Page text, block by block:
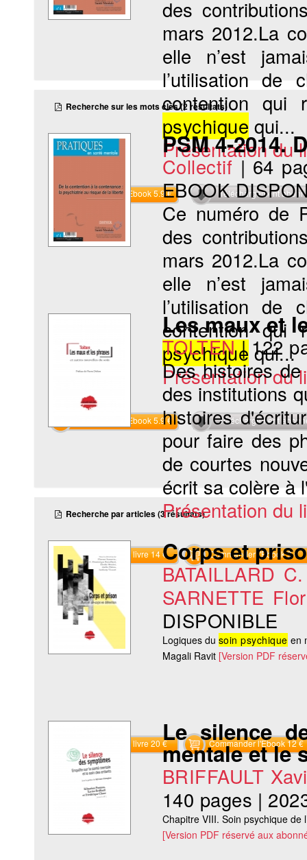
des
mars 2012.La
elle n’est
l’utilisation de
contention qui
psychique qui...
Présentation du
Commander l'Ebook 5.9 € Téléchargement
Recherche sur les mots clés (2 résultats)
PSM 4-2014.
Collectif |64
EBOOK
Ce numéro de
des
mars 2012.La
elle n’est
l’utilisation de
contention
psychiquequi...
Présentation du
Commander l'Ebook 5.9 € Téléchargement
Les maux et
TOLTEN |122
Des histoires
des institutions
histoires
pour faire des
de courtes
écrit sa colère à
Présentation du
Commander le livre 14 € Commander l'Ebook 9 €
Recherche par articles (3 résultats)
Corps et
BATAILLARD
SARNETTE
DISPONIBLE
Logiques du soin psychique en
Magali Ravit [Version PDF
Commander le livre 20 € Commander l'Ebook 12 €
Le silence
mentale et le
BRIFFAULT
140 pages |
Chapitre VIII. Soin psychique de
[Version PDF réservé aux